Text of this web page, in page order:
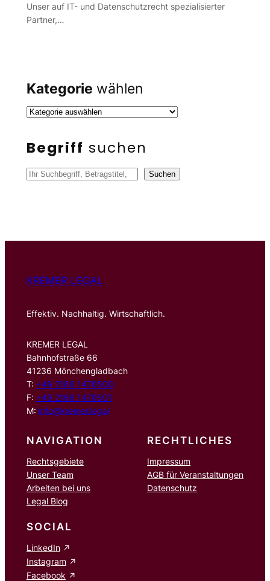
Unser auf IT- und Datenschutzrecht spezialisierter
Partner,…
Kategorie wählen
Begriff suchen
S
n
Suchen
KREMER LEGAL
Effektiv. Nachhaltig. Wirtschaftlich.
KREMER LEGAL
Bahnhofstraße 66
41236 Mönchengladbach
T: +49 2166 1470500
F: +49 2166 1470501
M: info@kremer.legal
NAVIGATION
Rechtsgebiete
Unser Team
Arbeiten bei uns
Legal Blog
RECHTLICHES
Impressum
AGB für Veranstaltungen
Datenschutz
SOCIAL
LinkedIn
Instagram
Facebook